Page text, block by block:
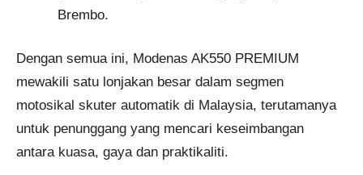
Brembo.
Dengan semua ini, Modenas AK550 PREMIUM
mewakili satu lonjakan besar dalam segmen
motosikal skuter automatik di Malaysia, terutamanya
untuk penunggang yang mencari keseimbangan
antara kuasa, gaya dan praktikaliti.